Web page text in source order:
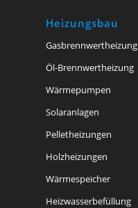
Heizungsbau
Gasbrennwertheizung
Öl-Brennwertheizung
Wärmepumpen
Solaranlagen
Pelletheizungen
Holzheizungen
Wärmespeicher
Heizwasserbefüllung